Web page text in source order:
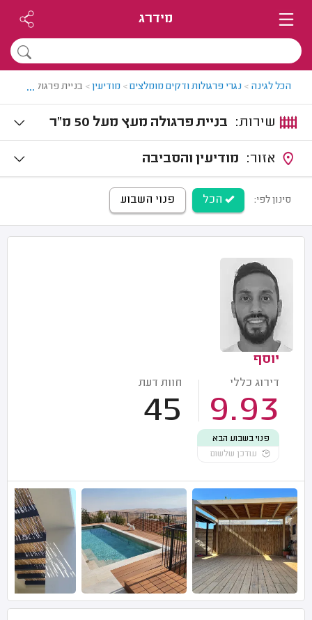
מידרג
הכל לגינה > נגרי פרגולות ודקים מומלצים> מודיעין> בניית פרגולה גדולה
...
בניית פרגולה מעץ מעל 50 מ"ר
מודיעין והסביבה
סינון לפי: הכל פנוי השבוע
יוסף
דירוג כללי
9.93
חוות דעת
45
פנוי בשבוע הבא
עודכן שלשום